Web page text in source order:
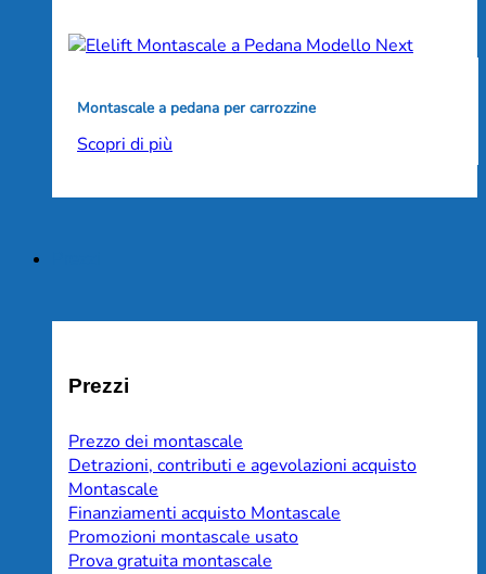
Montascale a pedana per carrozzine
Scopri di più
Prezzi
Prezzo dei montascale
Detrazioni, contributi e agevolazioni acquisto
Montascale
Finanziamenti acquisto Montascale
Promozioni montascale usato
Prova gratuita montascale